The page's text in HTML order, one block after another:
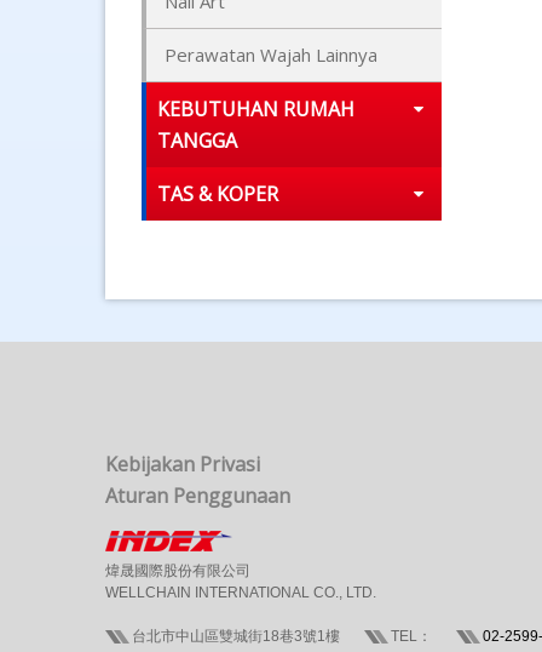
Perawatan Wajah Lainnya
KEBUTUHAN RUMAH
TANGGA
TAS & KOPER
Kebijakan Privasi
Aturan Penggunaan
煒晟國際股份有限公司
WELLCHAIN INTERNATIONAL CO., LTD.
台北市中山區雙城街18巷3號1樓 TEL： 02-